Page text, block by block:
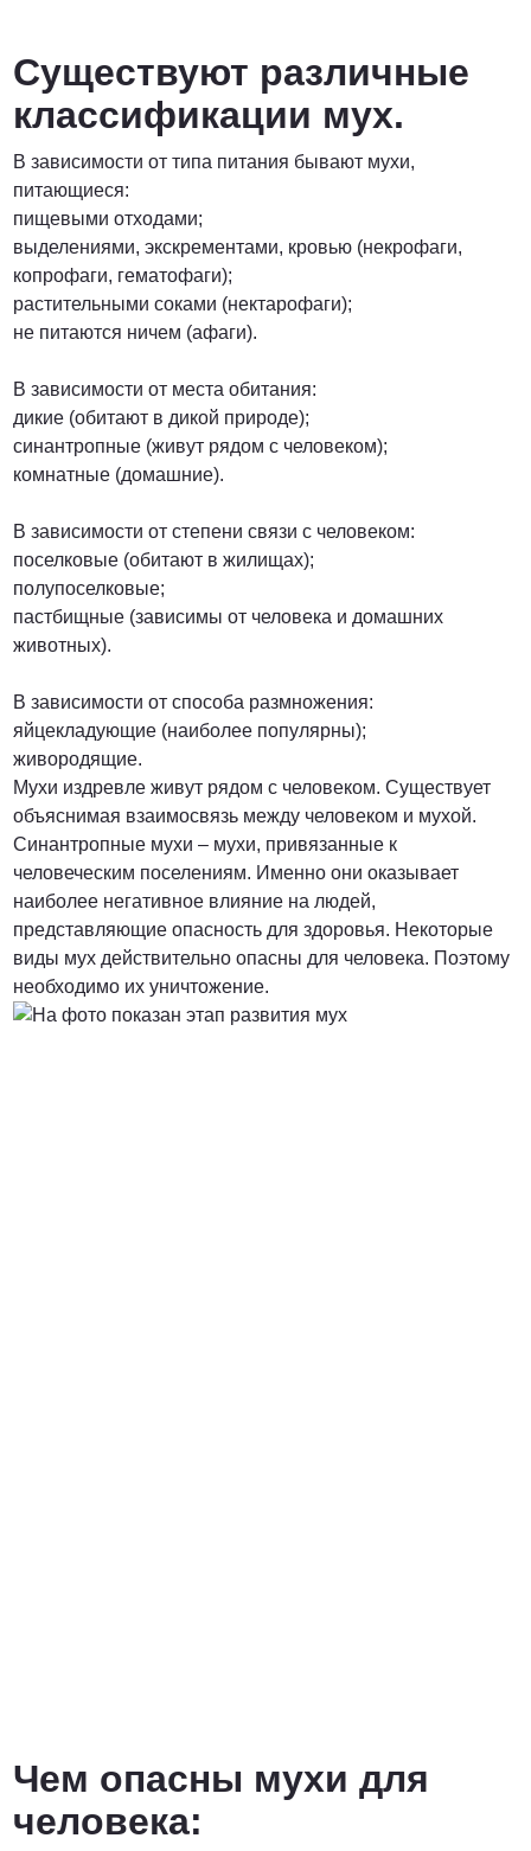
ПОЗВОНИТЬ
ПОЗВОНИТЬ
договорная
ПОЗВОНИТЬ
ПОЗВОНИТЬ
Существуют различные
классификации мух.
В зависимости от типа питания бывают мухи,
питающиеся:
пищевыми отходами;
выделениями, экскрементами, кровью (некрофаги,
копрофаги, гематофаги);
растительными соками (нектарофаги);
не питаются ничем (афаги).
В зависимости от места обитания:
дикие (обитают в дикой природе);
синантропные (живут рядом с человеком);
комнатные (домашние).
В зависимости от степени связи с человеком:
поселковые (обитают в жилищах);
полупоселковые;
пастбищные (зависимы от человека и домашних
животных).
В зависимости от способа размножения:
яйцекладующие (наиболее популярны);
живородящие.
Мухи издревле живут рядом с человеком. Существует
объяснимая взаимосвязь между человеком и мухой.
Синантропные мухи – мухи, привязанные к
человеческим поселениям. Именно они оказывает
наиболее негативное влияние на людей,
представляющие опасность для здоровья. Некоторые
виды мух действительно опасны для человека. Поэтому
необходимо их уничтожение.
Чем опасны мухи для
человека: